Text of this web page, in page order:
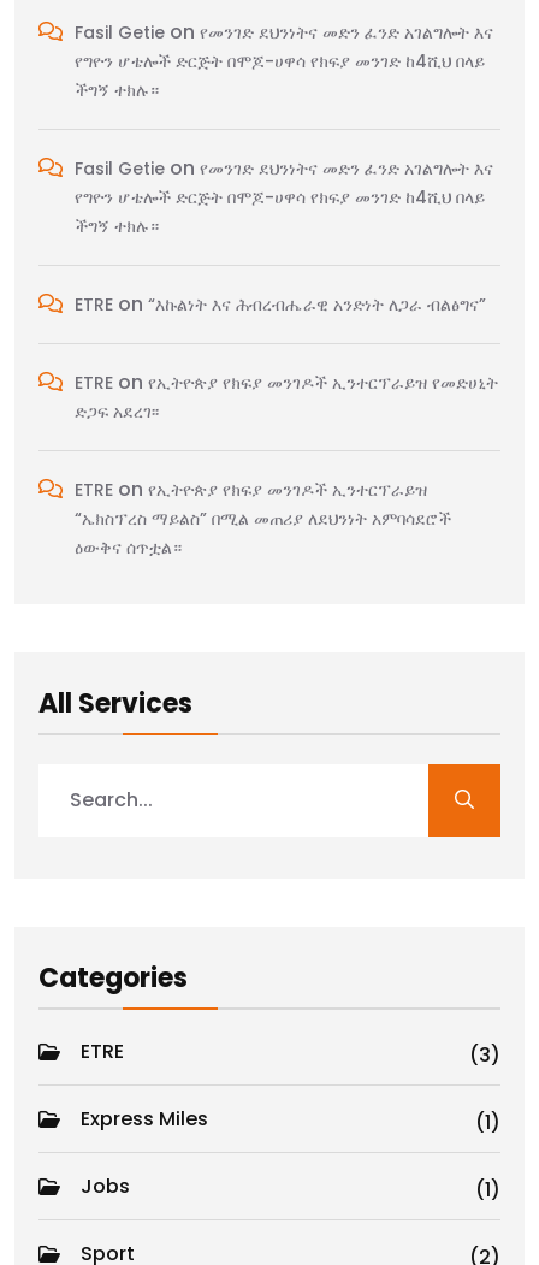
Fasil Getie on የመንገድ ደህንነትና መድን ፈንድ አገልግሎት እና
የግዮን ሆቴሎች ድርጅት በሞጆ-ሀዋሳ የክፍያ መንገድ ከ4ሺህ በላይ
ችግኝ ተክሉ።
Fasil Getie on የመንገድ ደህንነትና መድን ፈንድ አገልግሎት እና
የግዮን ሆቴሎች ድርጅት በሞጆ-ሀዋሳ የክፍያ መንገድ ከ4ሺህ በላይ
ችግኝ ተክሉ።
ETRE on “እኩልነት እና ሕብረብሔራዊ አንድነት ለጋራ ብልፅግና”
ETRE on የኢትዮጵያ የክፍያ መንገዶች ኢንተርፕራይዝ የመድሀኒት
ድጋፍ አደረገ፡፡
ETRE on የኢትዮጵያ የክፍያ መንገዶች ኢንተርፕራይዝ
“ኤክስፕረስ ማይልስ” በሚል መጠሪያ ለደህንነት አምባሳደሮች
ዕውቅና ሰጥቷል።
All Services
Categories
ETRE (3)
Express Miles (1)
Jobs (1)
Sport (2)